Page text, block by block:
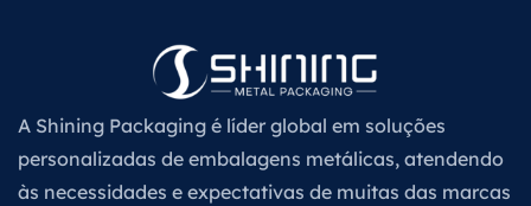
A Shining Packaging é líder global em soluções
personalizadas de embalagens metálicas, atendendo
às necessidades e expectativas de muitas das marcas